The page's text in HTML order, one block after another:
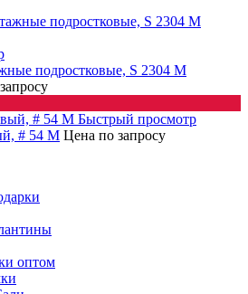
подростковые, S 2304 M
Быстрый просмотр
# 54 M Цена по запросу
оптом